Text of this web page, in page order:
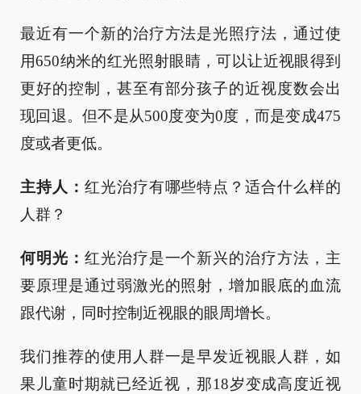
最近有一个新的治疗方法是光照疗法，通过使
用650纳米的红光照射眼睛，可以让近视眼得到
更好的控制，甚至有部分孩子的近视度数会出
现回退。但不是从500度变为0度，而是变成475
度或者更低。
主持人： 红光治疗有哪些特点？适合什么样的
人群？
何明光： 红光治疗是一个新兴的治疗方法，主
要原理是通过弱激光的照射，增加眼底的血流
跟代谢，同时控制近视眼的眼周增长。
我们推荐的使用人群一是早发近视眼人群，如
果儿童时期就已经近视，那18岁变成高度近视